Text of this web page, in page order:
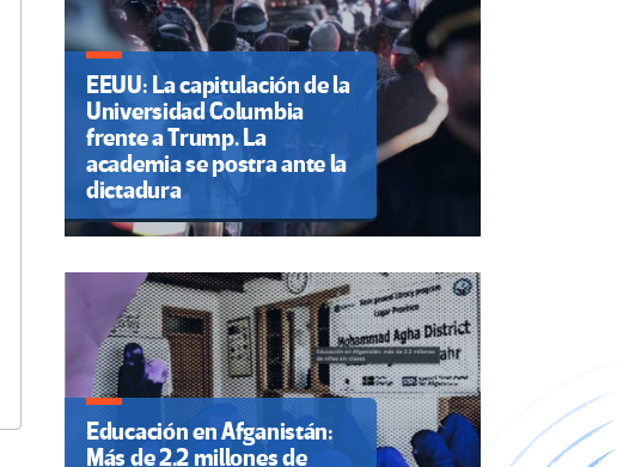
EEUU: La capitulación de la
Universidad Columbia
frente a Trump. La
academia se postra ante la
dictadura
Educación en Afganistán:
Más de 2.2 millones de